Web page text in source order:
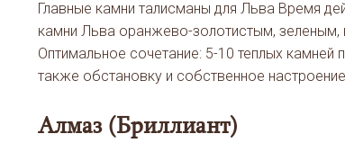
Главные камни талисманы для Льва Время
камни Льва оранжево-золотистым, зеленым,
Оптимальное сочетание: 5-10 теплых камней
также обстановку и собственное
Алмаз (Бриллиант)